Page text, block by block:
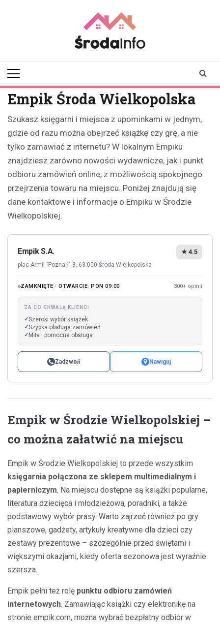
Empik Środa Wielkopolska
Szukasz księgarni i miejsca z upominkami w jednym,
gdzie od razu można obejrzeć książkę czy grę, a nie
tylko zamawiać z internetu? W lokalnym Empiku
znajdziesz zarówno nowości wydawnicze, jak i punkt
odbioru zamówień online, z możliwością spokojnego
przejrzenia towaru na miejscu. Poniżej znajdują się
dane kontaktowe i informacje o Empiku w Środzie
Wielkopolskiej.
Empik S.A.
plac Armii "Poznań" 3, 63-000 Środa Wielkopolska
★ 4.5
ZAMKNIĘTE · OTWARCIE: PON 09:00 300+ opinii
ZA CO CHWALĄ KLIENCI
Szeroki wybór książek
Szybka obsługa zamówień
Miła i pomocna obsługa
Zadzwoń Nawiguj
Empik w Środzie Wielkopolskiej –
co można załatwić na miejscu
Empik w Środzie Wielkopolskiej to przede wszystkim
księgarnia połączona ze sklepem multimedialnym i
papierniczym. Na miejscu dostępne są książki popularne,
literatura dziecięca i młodzieżowa, poradniki, a także
podstawowy wybór prasy. Warto zajrzeć również po gry
planszowe, gadżety, artykuły kreatywne dla dzieci czy
zestawy prezentowe – szczególnie przed świętami i
większymi okazjami, kiedy oferta sezonowa jest wyraźnie
szersza.
Empik pełni też rolę punktu odbioru zamówień
internetowych. Zamawiając książki czy elektronikę na
stronie empik.com, można wybrać bezpłatny odbiór w